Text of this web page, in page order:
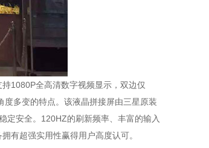
1080P全高清数字视频显示，双边仅
多变的特点。该液晶拼接屏由三星原装
定安全。120HZ的刷新频率、丰富的输入
有超强实用性赢得用户高度认可。